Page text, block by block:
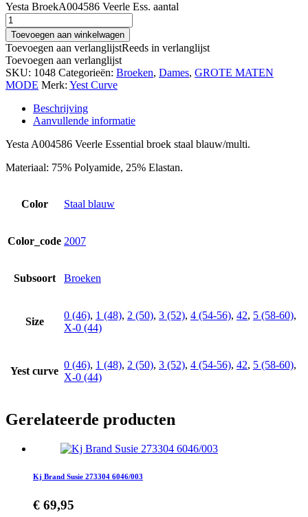
Yesta BroekA004586 Veerle Ess. aantal
Toevoegen aan winkelwagen
Toevoegen aan verlanglijstReeds in verlanglijst
Toevoegen aan verlanglijst
SKU: 1048 Categorieën: Broeken, Dames, GROTE MATEN
MODE Merk: Yest Curve
Beschrijving
Aanvullende informatie
Yesta A004586 Veerle Essential broek staal blauw/multi.
Materiaal: 75% Polyamide, 25% Elastan.
Color Staal blauw
Color_code 2007
Subsoort Broeken
Size
0 (46), 1 (48), 2 (50), 3 (52), 4 (54-56), 42, 5 (58-60),
X-0 (44)
Yest curve
0 (46), 1 (48), 2 (50), 3 (52), 4 (54-56), 42, 5 (58-60),
X-0 (44)
Gerelateerde producten
Kj Brand Susie 273304 6046/003
€ 69,95